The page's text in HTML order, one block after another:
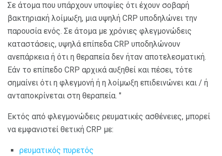
Σε άτομα που υπάρχουν υποψίες ότι έχουν σοβαρή
βακτηριακή λοίμωξη, μια υψηλή CRP υποδηλώνει την
παρουσία ενός. Σε άτομα με χρόνιες φλεγμονώδεις
καταστάσεις, υψηλά επίπεδα CRP υποδηλώνουν
ανεπάρκεια ή ότι η θεραπεία δεν ήταν αποτελεσματική.
Εάν το επίπεδο CRP αρχικά αυξηθεί και πέσει, τότε
σημαίνει ότι η φλεγμονή ή η λοίμωξη επιδεινώνει και / ή
ανταποκρίνεται στη θεραπεία. "
Εκτός από φλεγμονώδεις ρευματικές ασθένειες, μπορεί
να εμφανιστεί θετική CRP με:
ρευματικός πυρετός